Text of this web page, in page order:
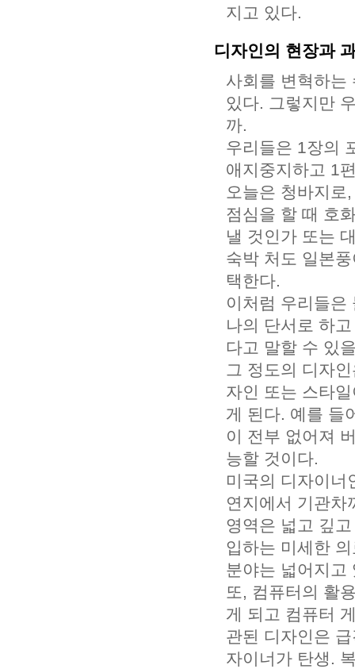
지고 있다.
디자인의 현장과
사회를 변혁하는
있다. 그렇지만
까.
우리들은 1장의
애지중지하고 1
오늘은 청바지로
점심을 할 때 호
낼 것인가 또는
숙박 처도 일본
택한다.
이처럼 우리들은
나의 단서로 하
다고 말할 수 있
그 정도의 디자
자인 또는 스타
게 된다. 예를 들
이 전부 없어져
능할 것이다.
미국의 디자이너
연지에서 기관차
영역은 넓고 깊
입하는 미세한
분야는 넓어지고
또, 컴퓨터의 활
게 되고 컴퓨터
관된 디자인은
자이너가 탄생.